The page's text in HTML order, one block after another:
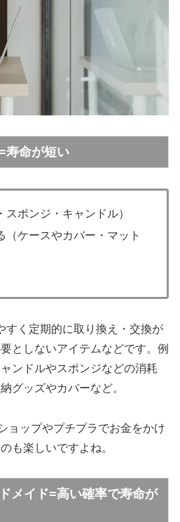
寿命が短い
スポンジ・キャンドル）
（ケースやカバー・マット
すく定期的に取り換え・交換が
としないアイテムなどです。例
ンドルやスポンジなどの消耗
グッズやカバーなど。
ョップやプチプラでお金をかけ
も楽しいですよね。
メイド=高い確率で寿命が